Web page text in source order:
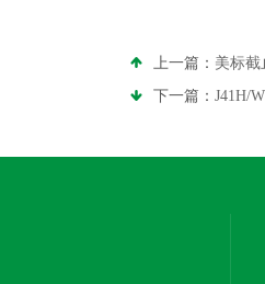
上一篇： 美标截
下一篇： J41H/